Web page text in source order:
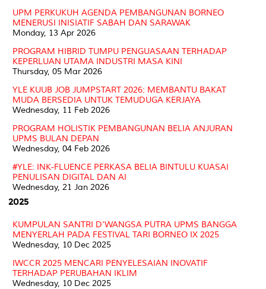
UPM PERKUKUH AGENDA PEMBANGUNAN BORNEO
MENERUSI INISIATIF SABAH DAN SARAWAK
Monday, 13 Apr 2026
PROGRAM HIBRID TUMPU PENGUASAAN TERHADAP
KEPERLUAN UTAMA INDUSTRI MASA KINI
Thursday, 05 Mar 2026
YLE KUUB JOB JUMPSTART 2026: MEMBANTU BAKAT
MUDA BERSEDIA UNTUK TEMUDUGA KERJAYA
Wednesday, 11 Feb 2026
PROGRAM HOLISTIK PEMBANGUNAN BELIA ANJURAN
UPMS BULAN DEPAN
Wednesday, 04 Feb 2026
#YLE: INK-FLUENCE PERKASA BELIA BINTULU KUASAI
PENULISAN DIGITAL DAN AI
Wednesday, 21 Jan 2026
2025
KUMPULAN SANTRI D'WANGSA PUTRA UPMS BANGGA
MENYERLAH PADA FESTIVAL TARI BORNEO IX 2025
Wednesday, 10 Dec 2025
IWCCR 2025 MENCARI PENYELESAIAN INOVATIF
TERHADAP PERUBAHAN IKLIM
Wednesday, 10 Dec 2025